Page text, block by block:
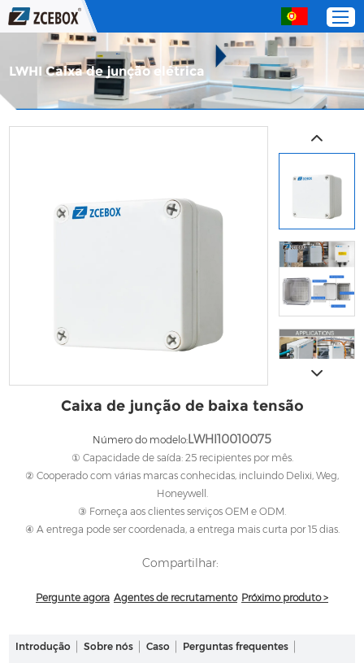
Lar
Sobre nós
LWHI Caixa de junção elétrica
Caixa de junção de baixa tensão
Número do modelo:LWHI10010075
① Capacidade de saída: 25 recipientes por mês.
② Cooperado com várias marcas conhecidas, incluindo Delixi, Weg,
Honeywell.
③ Forneça aos clientes serviços OEM e ODM.
④ A entrega pode ser coordenada, a entrega mais curta por 15 dias.
Compartilhar:
Pergunte agora Agentes de recrutamento Próximo produto >
Introdução Sobre nós Caso
Perguntas frequentes